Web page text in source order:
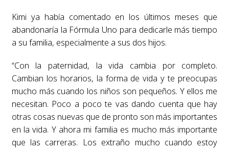
Kimi ya había comentado en los últimos meses que
abandonaría la Fórmula Uno para dedicarle más tiempo
a su familia, especialmente a sus dos hijos.
“Con la paternidad, la vida cambia por completo.
Cambian los horarios, la forma de vida y te preocupas
mucho más cuando los niños son pequeños. Y ellos me
necesitan. Poco a poco te vas dando cuenta que hay
otras cosas nuevas que de pronto son más importantes
en la vida. Y ahora mi familia es mucho más importante
que las carreras. Los extraño mucho cuando estoy